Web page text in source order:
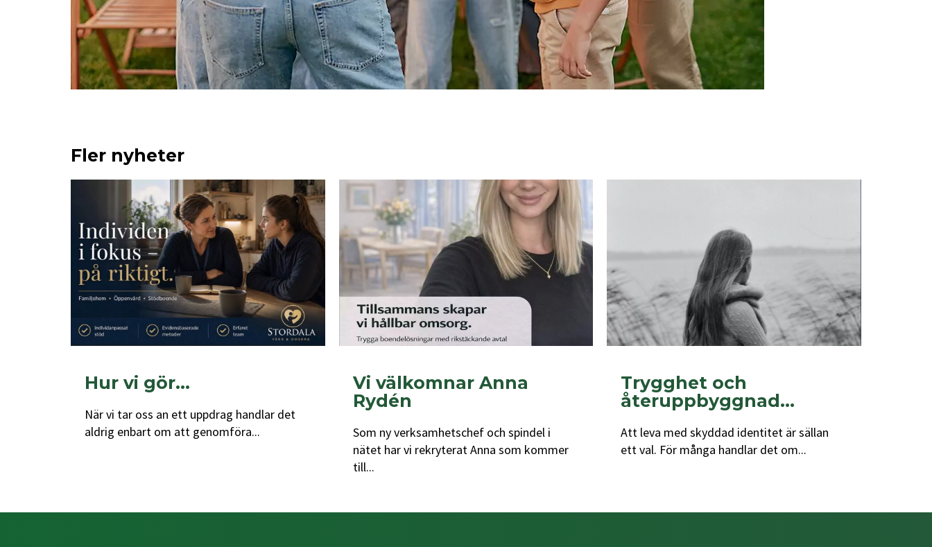
Fler nyheter
Hur vi gör…
När vi tar oss an ett uppdrag handlar det
aldrig enbart om att genomföra...
Vi välkomnar Anna
Rydén
Som ny verksamhetschef och spindel i
nätet har vi rekryterat Anna som kommer
till...
Trygghet och
återuppbyggnad...
Att leva med skyddad identitet är sällan
ett val. För många handlar det om...